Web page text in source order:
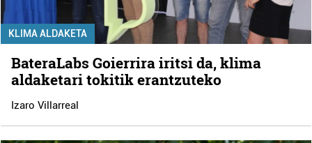
KLIMA ALDAKETA
BateraLabs Goierrira iritsi da, klima
aldaketari tokitik erantzuteko
Izaro Villarreal